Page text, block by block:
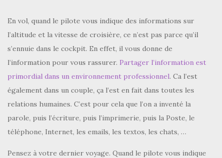
En vol, quand le pilote vous indique des informations sur
l’altitude et la vitesse de croisière, ce n’est pas parce qu’il
s’ennuie dans le cockpit. En effet, il vous donne de
l’information pour vous rassurer. Partager l’information est
primordial dans un environnement professionnel. Ca l’est
également dans un couple, ça l’est en fait dans toutes les
relations humaines. C’est pour cela que l’on a inventé la
parole, puis l’écriture, puis l’imprimerie, puis la Poste, le
téléphone, Internet, les emails, les textos, les chats, …
Pensez à votre dernier voyage. Quand le pilote vous indique